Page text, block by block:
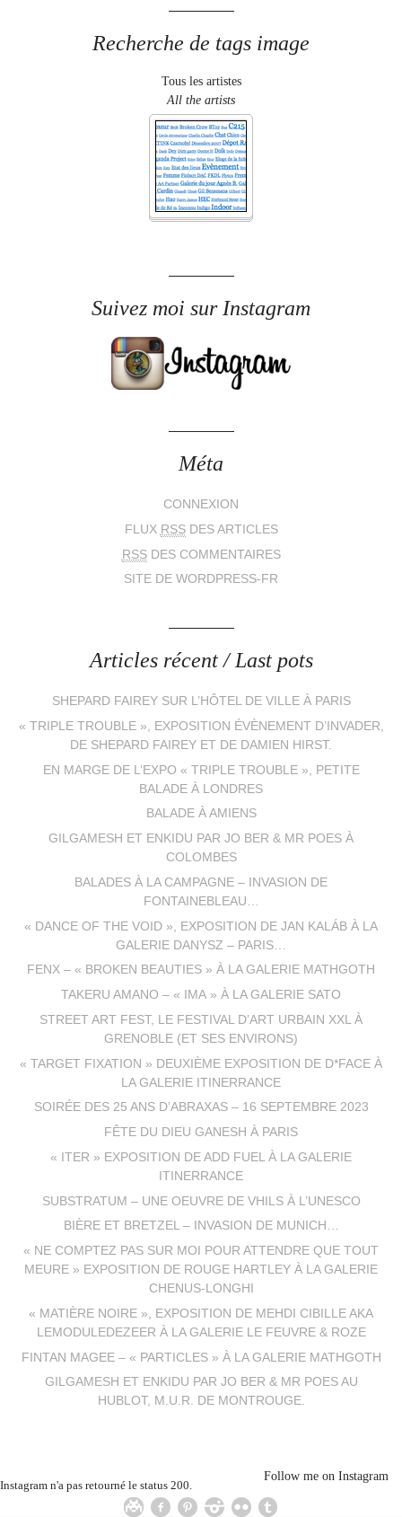
Recherche de tags image
Tous les artistes
All the artists
Suivez moi sur Instagram
Méta
CONNEXION
FLUX RSSDES ARTICLES
RSSDES COMMENTAIRES
SITE DE WORDPRESS-FR
Articles récent / Last pots
SHEPARD FAIREY SUR L’HÔTEL DE VILLE À PARIS
« TRIPLE TROUBLE », EXPOSITION ÉVÈNEMENT D’INVADER,
DE SHEPARD FAIREY ET DE DAMIEN HIRST.
EN MARGE DE L’EXPO « TRIPLE TROUBLE », PETITE
BALADE À LONDRES
BALADE À AMIENS
GILGAMESH ET ENKIDU PAR JO BER & MR POES À
COLOMBES
BALADES À LA CAMPAGNE – INVASION DE
FONTAINEBLEAU…
« DANCE OF THE VOID », EXPOSITION DE JAN KALÁB À LA
GALERIE DANYSZ – PARIS…
FENX – « BROKEN BEAUTIES » À LA GALERIE MATHGOTH
TAKERU AMANO – « IMA » À LA GALERIE SATO
STREET ART FEST, LE FESTIVAL D’ART URBAIN XXL À
GRENOBLE (ET SES ENVIRONS)
« TARGET FIXATION » DEUXIÈME EXPOSITION DE D*FACE À
LA GALERIE ITINERRANCE
SOIRÉE DES 25 ANS D’ABRAXAS – 16 SEPTEMBRE 2023
FÊTE DU DIEU GANESH À PARIS
« ITER » EXPOSITION DE ADD FUEL À LA GALERIE
ITINERRANCE
SUBSTRATUM – UNE OEUVRE DE VHILS À L’UNESCO
BIÈRE ET BRETZEL – INVASION DE MUNICH…
« NE COMPTEZ PAS SUR MOI POUR ATTENDRE QUE TOUT
MEURE » EXPOSITION DE ROUGE HARTLEY À LA GALERIE
CHENUS-LONGHI
« MATIÈRE NOIRE », EXPOSITION DE MEHDI CIBILLE AKA
LEMODULEDEZEER À LA GALERIE LE FEUVRE & ROZE
FINTAN MAGEE – « PARTICLES » À LA GALERIE MATHGOTH
GILGAMESH ET ENKIDU PAR JO BER & MR POES AU
HUBLOT, M.U.R. DE MONTROUGE.
Instagram n'a pas retourné le status 200.
Follow me on Instagram